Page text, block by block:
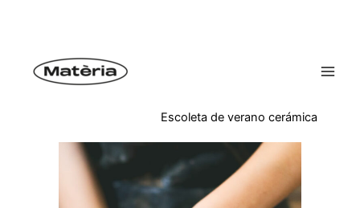
Escoleta de verano cerámica